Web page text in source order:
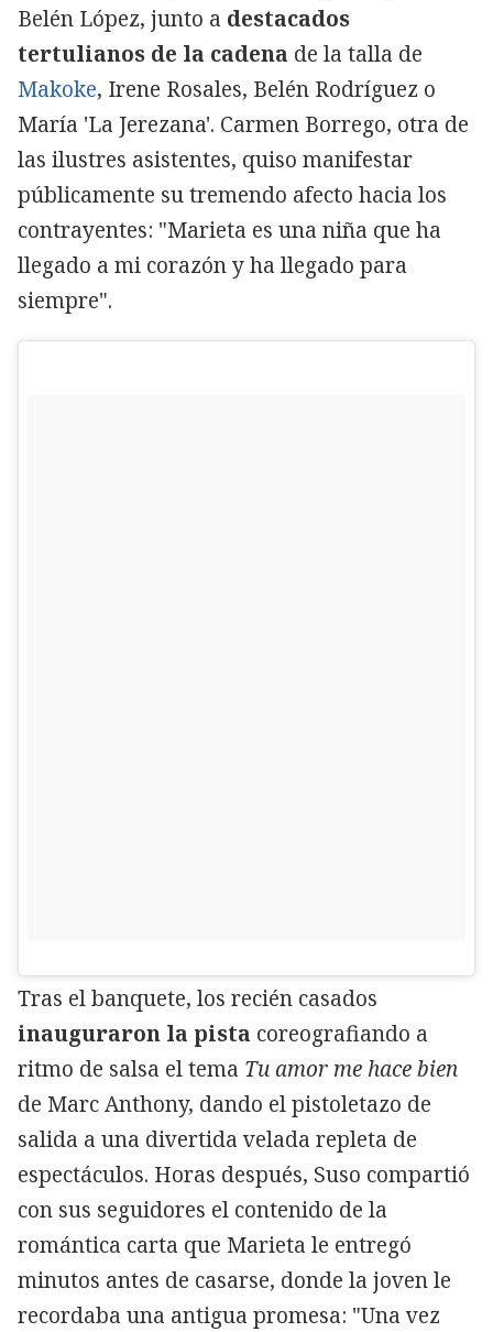
Belén López, junto a destacados
tertulianos de la cadena de la talla de
Makoke, Irene Rosales, Belén Rodríguez o
María 'La Jerezana'. Carmen Borrego, otra de
las ilustres asistentes, quiso manifestar
públicamente su tremendo afecto hacia los
contrayentes: "Marieta es una niña que ha
llegado a mi corazón y ha llegado para
siempre".
Tras el banquete, los recién casados
inauguraron la pista coreografiando a
ritmo de salsa el tema Tu amor me hace bien
de Marc Anthony, dando el pistoletazo de
salida a una divertida velada repleta de
espectáculos. Horas después, Suso compartió
con sus seguidores el contenido de la
romántica carta que Marieta le entregó
minutos antes de casarse, donde la joven le
recordaba una antigua promesa: "Una vez